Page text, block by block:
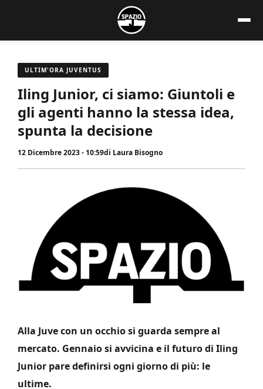
contenuto
ULTIM'ORA JUVENTUS
Iling Junior, ci siamo: Giuntoli e
gli agenti hanno la stessa idea,
spunta la decisione
12 Dicembre 2023 - 10:59di Laura Bisogno
Alla Juve con un occhio si guarda sempre al
mercato. Gennaio si avvicina e il futuro di Iling
Junior pare definirsi ogni giorno di più: le
ultime.